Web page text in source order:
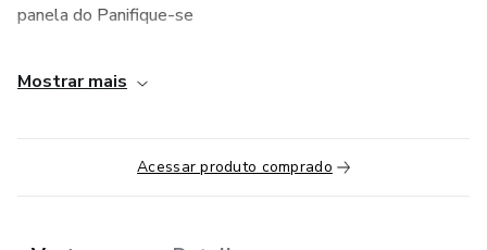
panela do Panifique-se
Mostrar mais
Acessar produto comprado